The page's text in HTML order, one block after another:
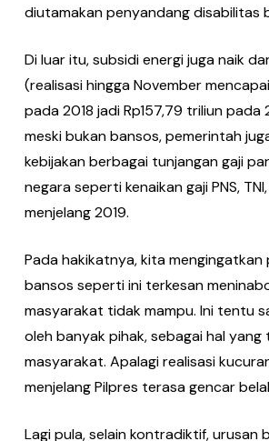
diutamakan penyandang disabilitas
Di luar itu, subsidi energi juga naik
(realisasi hingga November
pada 2018 jadi Rp157,79 triliun pada
meski bukan bansos, pemerintah
kebijakan berbagai tunjangan gaji
negara seperti kenaikan gaji PNS,
menjelang 2019.
Pada hakikatnya, kita mengingatkan
bansos seperti ini terkesan
masyarakat tidak mampu. Ini tentu
oleh banyak pihak, sebagai hal yang
masyarakat. Apalagi realisasi
menjelang Pilpres terasa gencar
Lagi pula, selain kontradiktif, urusan